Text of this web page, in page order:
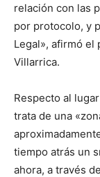
relación con las
por protocolo, y
Legal», afirmó
Villarrica.
Respecto al
trata de una
tiempo atrás un
ahora, a través